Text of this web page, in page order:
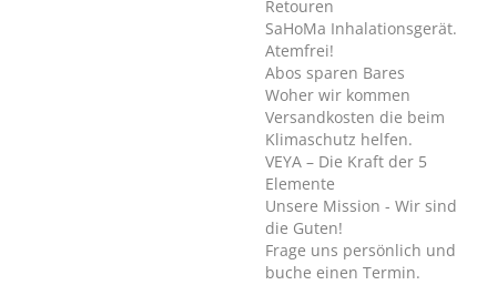
Retouren
SaHoMa Inhalationsgerät.
Atemfrei!
Abos sparen Bares
Woher wir kommen
Versandkosten die beim
Klimaschutz helfen.
VEYA – Die Kraft der 5
Elemente
Unsere Mission - Wir sind
die Guten!
Frage uns persönlich und
buche einen Termin.